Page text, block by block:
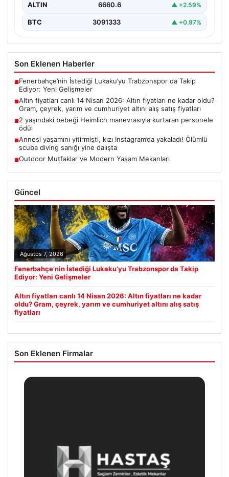
ALTIN 6660.6 ▲ +2.59%
BTC 3091333 ▲ +0.97%
Son Eklenen Haberler
■Fenerbahçe’nin İstediği Lukaku’yu Trabzonspor da Takip
Ediyor: Yeni Gelişmeler
■Altın fiyatları canlı 14 Nisan 2026: Altın fiyatları ne kadar oldu?
Gram, çeyrek, yarım ve cumhuriyet altını alış satış fiyatları
■2 yaşındaki bebeği Heimlich manevrasıyla kurtaran personele
ödül
■Annesi yaşamını yitirmişti, kızı Instagram’da yakaladı! Ölümlü
scuba diving sanığı yine dalışta
■Outdoor Mutfaklar ve Modern Yaşam Mekanları
Güncel
Ağustos 7, 2026
Fenerbahçe’nin İstediği Lukaku’yu Trabzonspor da Takip
Ediyor: Yeni Gelişmeler
Altın fiyatları canlı 14 Nisan 2026: Altın fiyatları ne kadar
oldu? Gram, çeyrek, yarım ve cumhuriyet altını alış satış
fiyatları
Son Eklenen Firmalar